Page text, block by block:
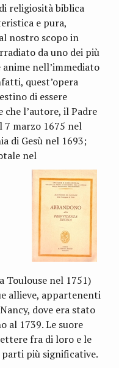
religio­sità biblica
e pura,
nostro scopo in
da uno dei più
nell’immediato
quest’opera
di essere
l’autore, il Padre
7 marzo 1675 nel
di Gesù nel 1693;
nel
Toulouse nel 1751)
allieve, appartenenti
dove era stato
al 1739. Le suore
fra di loro e le
più significative.